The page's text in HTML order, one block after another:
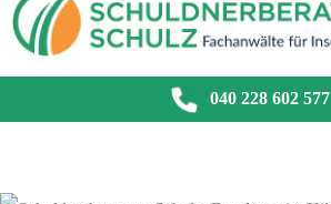
040 228 602 577